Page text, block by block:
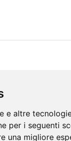
e altre
per i seguenti
una migliore